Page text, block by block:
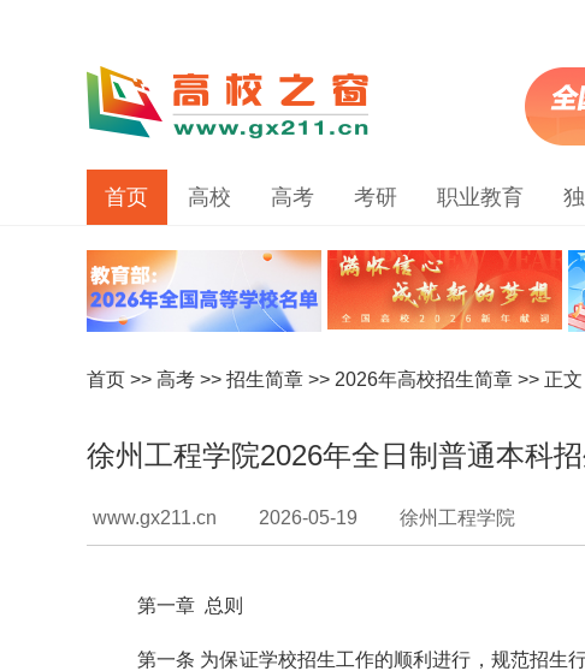
首页 高校 高考 考研 职业教育
首页 >> 高考 >> 招生简章 >> 2026年高校招生简章 >> 正文
徐州工程学院2026年全日制普通本科
www.gx211.cn 2026-05-19 徐州工程学院
第一章 总则
第一条 为保证学校招生工作的顺利进行，规范招生